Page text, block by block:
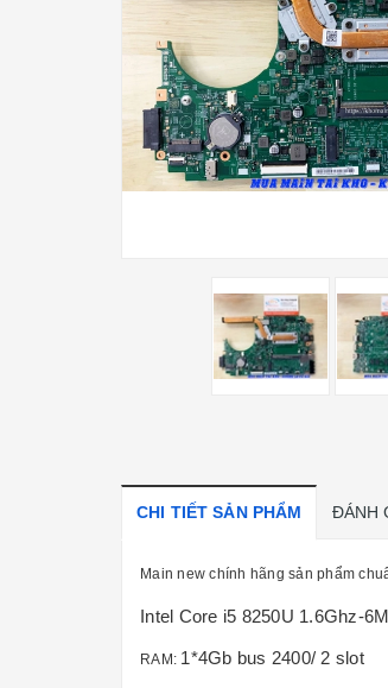
CHI TIẾT SẢN PHẨM ĐÁNH
Main new chính hãng sản phẩm
Intel Core i5 8250U 1.6Ghz-
RAM: 1*4Gb bus 2400/ 2 slot